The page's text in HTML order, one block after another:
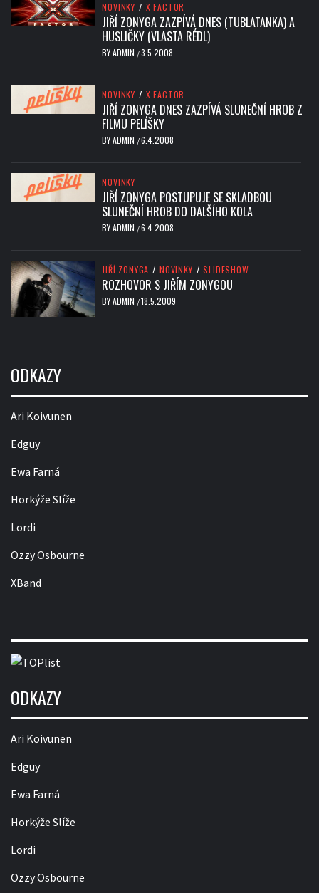
NOVINKY / X FACTOR
JIŘÍ ZONYGA ZAZPÍVÁ DNES (TUBLATANKA) A
HUSLIČKY (VLASTA RÉDL)
BYADMIN /3.5.2008
NOVINKY / X FACTOR
JIŘÍ ZONYGA DNES ZAZPÍVÁ SLUNEČNÍ HROB Z
FILMU PELÍŠKY
BYADMIN /6.4.2008
NOVINKY
JIŘÍ ZONYGA POSTUPUJE SE SKLADBOU
SLUNEČNÍ HROB DO DALŠÍHO KOLA
BYADMIN /6.4.2008
JIŘÍ ZONYGA / NOVINKY / SLIDESHOW
ROZHOVOR S JIŘÍM ZONYGOU
BYADMIN /18.5.2009
ODKAZY
Ari Koivunen
Edguy
Ewa Farná
Horkýže Slíže
Lordi
Ozzy Osbourne
XBand
ODKAZY
Ari Koivunen
Edguy
Ewa Farná
Horkýže Slíže
Lordi
Ozzy Osbourne